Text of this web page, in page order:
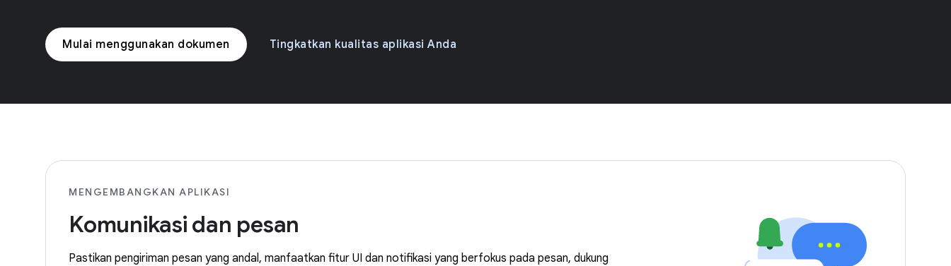
Mulai menggunakan dokumen Tingkatkan kualitas aplikasi Anda
MENGEMBANGKAN APLIKASI
Komunikasi dan pesan
Pastikan pengiriman pesan yang andal, manfaatkan fitur UI dan notifikasi yang berfokus pada pesan, dukung